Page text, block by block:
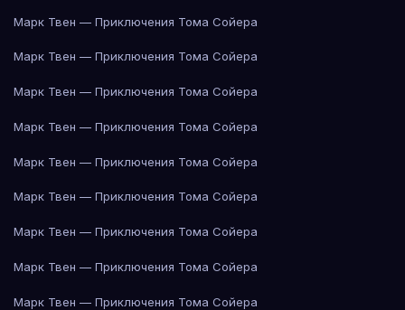
Марк Твен — Приключения Тома Сойера
Марк Твен — Приключения Тома Сойера
Марк Твен — Приключения Тома Сойера
Марк Твен — Приключения Тома Сойера
Марк Твен — Приключения Тома Сойера
Марк Твен — Приключения Тома Сойера
Марк Твен — Приключения Тома Сойера
Марк Твен — Приключения Тома Сойера
Марк Твен — Приключения Тома Сойера